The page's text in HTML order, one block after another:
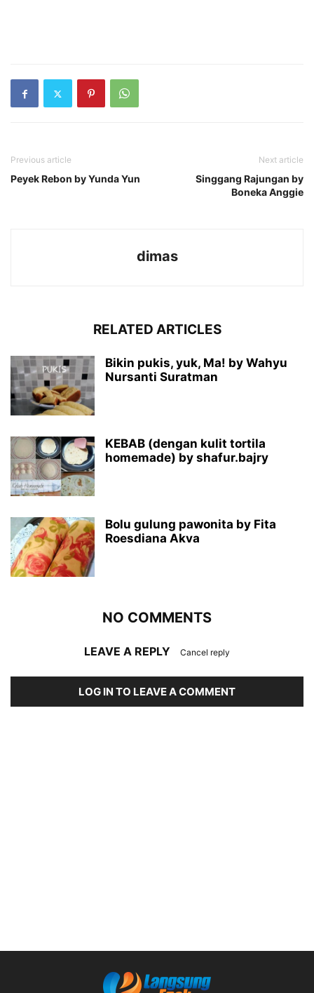
Previous article
Peyek Rebon by Yunda Yun
Next article
Singgang Rajungan by
Boneka Anggie
dimas
RELATED ARTICLES
Bikin pukis, yuk, Ma! by Wahyu
Nursanti Suratman
KEBAB (dengan kulit tortila
homemade) by shafur.bajry
Bolu gulung pawonita by Fita
Roesdiana Akva
NO COMMENTS
LEAVE A REPLY Cancel reply
LOG IN TO LEAVE A COMMENT